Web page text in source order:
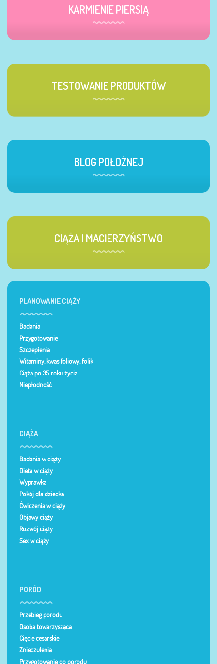
KARMIENIE PIERSIĄ
TESTOWANIE PRODUKTÓW
BLOG POŁOŻNEJ
CIĄŻA I MACIERZYŃSTWO
PLANOWANIE CIĄŻY
Badania
Przygotowanie
Szczepienia
Witaminy, kwas foliowy, folik
Ciąża po 35 roku życia
Niepłodność
CIĄŻA
Badania w ciąży
Dieta w ciąży
Wyprawka
Pokój dla dziecka
Ćwiczenia w ciąży
Objawy ciąży
Rozwój ciąży
Sex w ciąży
PORÓD
Przebieg porodu
Osoba towarzysząca
Cięcie cesarskie
Znieczulenia
Przygotowanie do porodu